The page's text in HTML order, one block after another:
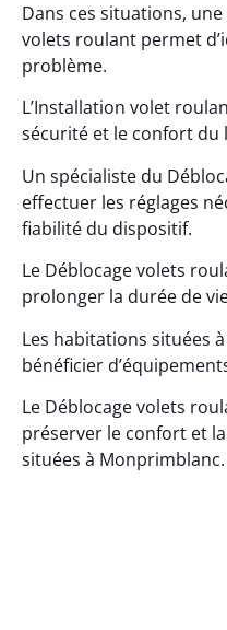
Dans ces situations,
volets roulant permet
problème.
L’Installation volet
sécurité et le confort du
Un spécialiste du
effectuer les réglages
fiabilité du dispositif.
Le Déblocage volets
prolonger la durée de
Les habitations situées
bénéficier
Le Déblocage volets
préserver le confort et
situées à Monprimblanc.